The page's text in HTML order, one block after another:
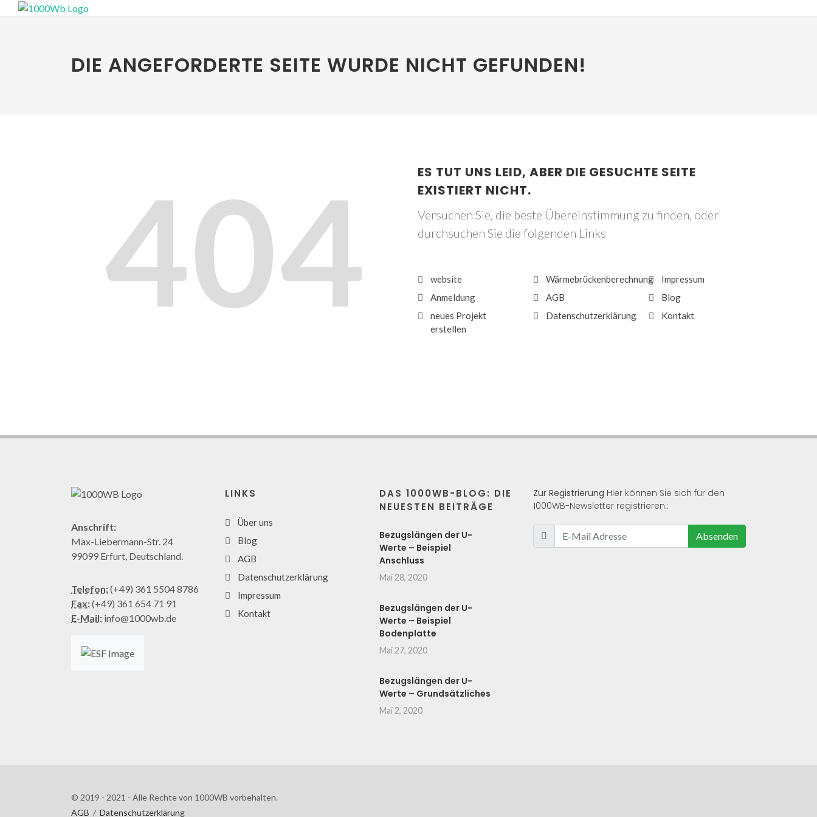
DIE ANGEFORDERTE SEITE WURDE NICHT GEFUNDEN!
404
ES TUT UNS LEID, ABER DIE GESUCHTE SEITE
EXISTIERT NICHT.
Versuchen Sie, die beste Übereinstimmung zu finden, oder
durchsuchen Sie die folgenden Links
website
Anmeldung
neues Projekt
erstellen
Wärmebrückenberechnung
AGB
Datenschutzerklärung
Impressum
Blog
Kontakt
Anschrift:
Max-Liebermann-Str. 24
99099 Erfurt, Deutschland.
Telefon:(+49) 361 5504 8786
Fax:(+49) 361 654 71 91
E-Mail: info@1000wb.de
LINKS
Über uns
Blog
AGB
Datenschutzerklärung
Impressum
Kontakt
DAS 1000WB-BLOG: DIE
NEUESTEN BEITRÄGE
Bezugslängen der U-
Werte – Beispiel
Anschluss
Mai 28, 2020
Bezugslängen der U-
Werte – Beispiel
Bodenplatte
Mai 27, 2020
Bezugslängen der U-
Werte – Grundsätzliches
Mai 2, 2020
Zur Registrierung Hier können Sie sich für den
1000WB-Newsletter registrieren.:
Absenden
© 2019 - 2021 - Alle Rechte von 1000WB vorbehalten.
AGB / Datenschutzerklärung